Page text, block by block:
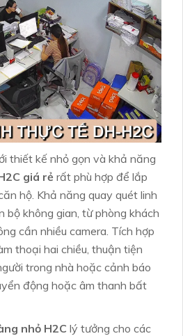
thiết kế nhỏ gọn và khả năng
giá rẻ rất phù hợp để lắp
hộ. Khả năng quay quét linh
bộ không gian, từ phòng khách
cần nhiều camera. Tích hợp
thoại hai chiều, thuận tiện
trong nhà hoặc cảnh báo
động hoặc âm thanh bất
nhỏ H2C lý tưởng cho các